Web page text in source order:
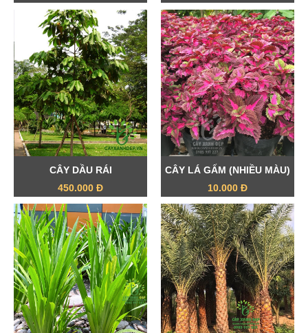
CÂY DẦU RÁI
450.000 Đ
CÂY LÁ GẤM (NHIỀU MÀU)
10.000 Đ